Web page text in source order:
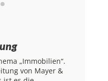
„Immobilien“.
von Mayer &